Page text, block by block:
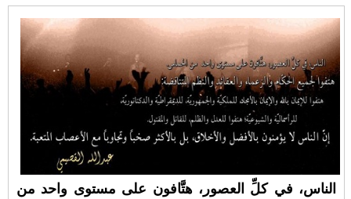
الناس، في كلِّ العصور، هتَّافون على مستوى واحد من